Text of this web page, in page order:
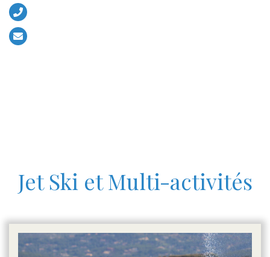
Jet Ski et Multi-activités